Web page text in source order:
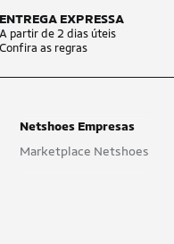
ENTREGA EXPRESSA
A partir de 2 dias úteis
Confira as regras
Netshoes Empresas
Marketplace Netshoes